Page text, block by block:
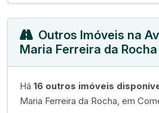
Outros Imóveis na
Maria Ferreira da Rocha
Há 16 outros imóveis
Maria Ferreira da Rocha, em